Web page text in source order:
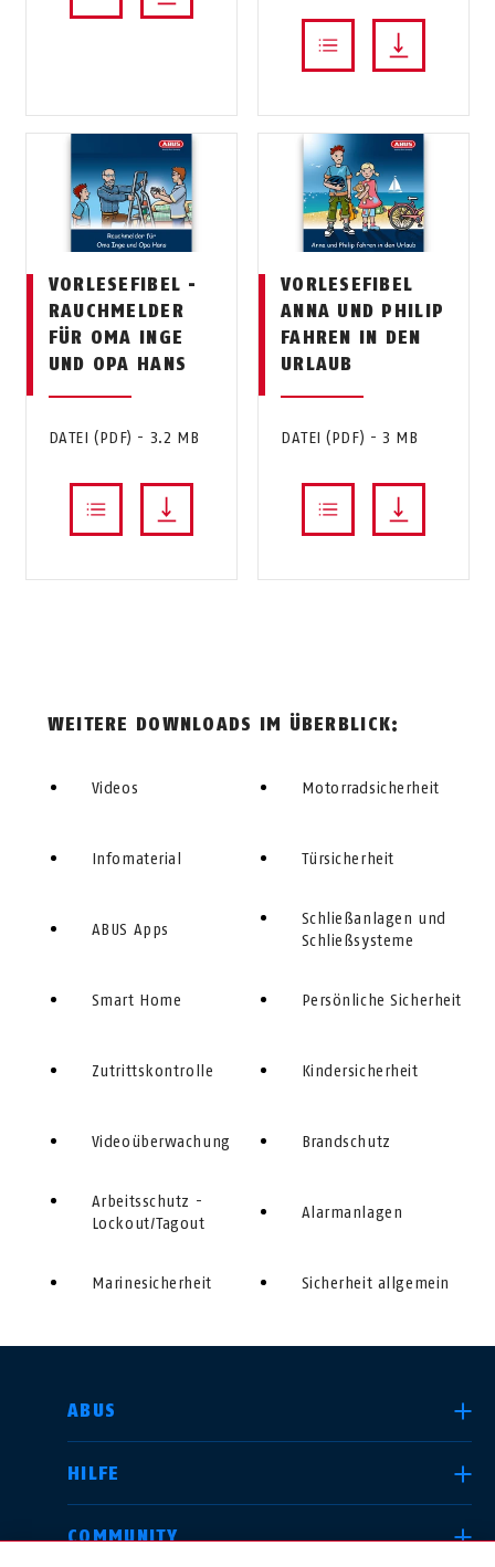
VORLESEFIBEL -
RAUCHMELDER
FÜR OMA INGE
UND OPA HANS
DATEI (PDF) - 3.2 MB
VORLESEFIBEL
ANNA UND PHILIP
FAHREN IN DEN
URLAUB
DATEI (PDF) - 3 MB
WEITERE DOWNLOADS IM ÜBERBLICK:
Videos
Infomaterial
ABUS Apps
Smart Home
Zutrittskontrolle
Video­überwachung
Arbeitsschutz -
Lockout/Tagout
Marinesicherheit
Motorradsicherheit
Türsicherheit
Schließanlagen und
Schließsysteme
Persönliche Sicherheit
Kindersicherheit
Brandschutz
Alarmanlagen
Sicherheit allgemein
ABUS
HILFE
COMMUNITY
LAND AUSWÄHLEN
Deutschland